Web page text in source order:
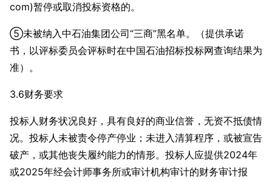
com)暂停或取消投标资格的。
⑤未被纳入中石油集团公司“三商”黑名单。（提供承诺
书，以评标委员会评标时在中国石油招标投标网查询结果为
准）。
3.6财务要求
投标人财务状况良好，具有良好的商业信誉，无资不抵债情
况。投标人未被责令停产停业；未进入清算程序，或被宣告
破产，或其他丧失履约能力的情形。投标人应提供2024年
或2025年经会计师事务所或审计机构审计的财务审计报